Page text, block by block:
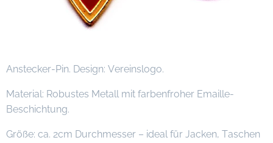
Anstecker-Pin. Design: Vereinslogo.
Material: Robustes Metall mit farbenfroher Emaille-
Beschichtung.
Größe: ca. 2cm Durchmesser – ideal für Jacken, Taschen